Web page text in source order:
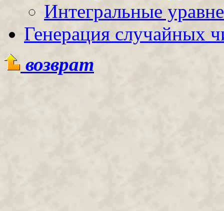
Интегральные
Генерация случайных
возврат